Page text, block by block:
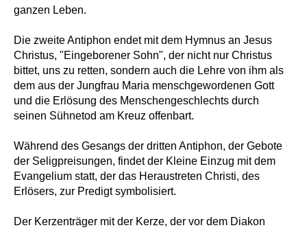
ganzen Leben.
Die zweite Antiphon endet mit dem Hymnus an Jesus
Christus, "Eingeborener Sohn", der nicht nur Christus
bittet, uns zu retten, sondern auch die Lehre von ihm als
dem aus der Jungfrau Maria menschgewordenen Gott
und die Erlösung des Menschengeschlechts durch
seinen Sühnetod am Kreuz offenbart.
Während des Gesangs der dritten Antiphon, der Gebote
der Seligpreisungen, findet der Kleine Einzug mit dem
Evangelium statt, der das Heraustreten Christi, des
Erlösers, zur Predigt symbolisiert.
Der Kerzenträger mit der Kerze, der vor dem Diakon